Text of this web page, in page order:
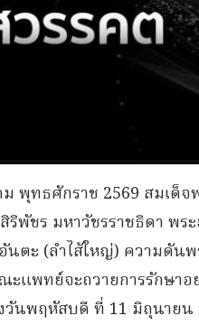
ทธศักราช 2569 สมเด็จ
พัชร มหาวัชรราชธิดา พร
นตะ (ลำไส้ใหญ่) ความดัน
แพทย์จะถวายการรักษาอ
นพฤหัสบดี ที่ 11 มิถุนายน